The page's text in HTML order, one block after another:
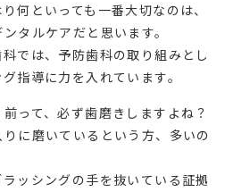
何といっても一番大切なのは、
タルケアだと思います。
では、予防歯科の取り組みとし
指導に力を入れています。
って、必ず歯磨きしますよね？
に磨いているという方、多いの
ッシングの手を抜いている証拠